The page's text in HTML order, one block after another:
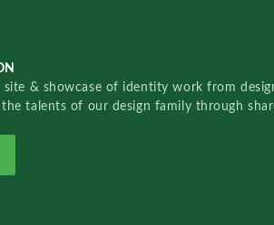
site & showcase of identity work from
talents of our design family through